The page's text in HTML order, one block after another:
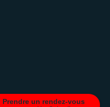
Prendre un rendez-vous